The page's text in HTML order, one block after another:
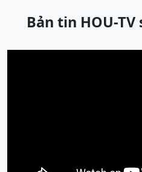
Bản tin HOU-TV